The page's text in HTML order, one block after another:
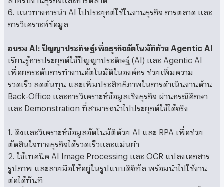
6. แนวทางการนำ AI ไปประยุกต์ใช้ในงานธุรกิจ การตลาด และ
การวิเคราะห์ข้อมูล
อบรม AI: ปัญญาประดิษฐ์เพื่อธุรกิจอัตโนมัติด้วย Agentic AI
เรียนรู้การประยุกต์ใช้ปัญญาประดิษฐ์ (AI) และ Agentic AI
เพื่อยกระดับการทำงานอัตโนมัติในองค์กร ช่วยเพิ่มความ
รวดเร็ว ลดต้นทุน และเพิ่มประสิทธิภาพในการดำเนินงานด้าน
Back-Office และการวิเคราะห์ข้อมูลเชิงธุรกิจ ผ่านกรณีศึกษา
และ Demonstration ที่สามารถนำไปประยุกต์ใช้ได้จริง
1. ดึงและวิเคราะห์ข้อมูลอัตโนมัติด้วย AI และ RPA เพื่อช่วย
ตัดสินใจทางธุรกิจได้รวดเร็วและแม่นยำ
2. ใช้เทคนิค AI Image Processing และ OCR แปลงเอกสาร
รูปภาพ และลายมือให้อยู่ในรูปแบบดิจิทัล พร้อมนำไปใช้งาน
ต่อได้ทันที